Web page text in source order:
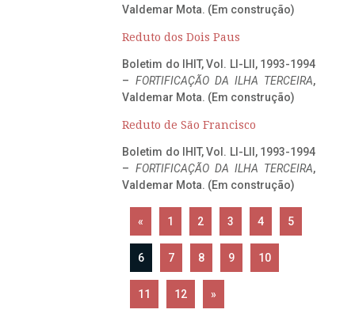
Valdemar Mota. (Em construção)
Reduto dos Dois Paus
Boletim do IHIT, Vol. LI-LII, 1993-1994
– FORTIFICAÇÃO DA ILHA TERCEIRA,
Valdemar Mota. (Em construção)
Reduto de São Francisco
Boletim do IHIT, Vol. LI-LII, 1993-1994
– FORTIFICAÇÃO DA ILHA TERCEIRA,
Valdemar Mota. (Em construção)
« 1 2 3 4 5
6 7 8 9 10
11 12 »